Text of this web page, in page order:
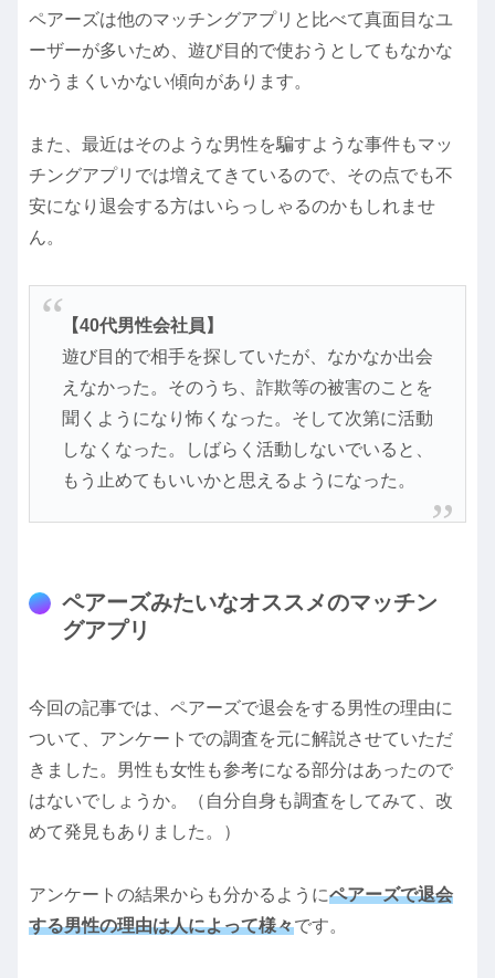
ペアーズは他のマッチングアプリと比べて真面目なユ
ーザーが多いため、遊び目的で使おうとしてもなかな
かうまくいかない傾向があります。
また、最近はそのような男性を騙すような事件もマッ
チングアプリでは増えてきているので、その点でも不
安になり退会する方はいらっしゃるのかもしれませ
ん。
【40代男性会社員】
遊び目的で相手を探していたが、なかなか出会
えなかった。そのうち、詐欺等の被害のことを
聞くようになり怖くなった。そして次第に活動
しなくなった。しばらく活動しないでいると、
もう止めてもいいかと思えるようになった。
ペアーズみたいなオススメのマッチン
グアプリ
今回の記事では、ペアーズで退会をする男性の理由に
ついて、アンケートでの調査を元に解説させていただ
きました。男性も女性も参考になる部分はあったので
はないでしょうか。（自分自身も調査をしてみて、改
めて発見もありました。）
アンケートの結果からも分かるようにペアーズで退会
する男性の理由は人によって様々です。